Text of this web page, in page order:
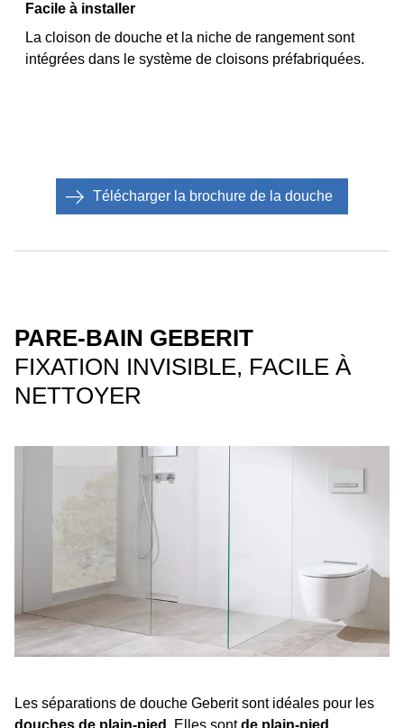
Facile à installer
La cloison de douche et la niche de rangement sont
intégrées dans le système de cloisons préfabriquées.
Télécharger la brochure de la douche
PARE-BAIN GEBERIT
FIXATION INVISIBLE, FACILE À
NETTOYER
Les séparations de douche Geberit sont idéales pour les
douches de plain-pied
. Elles sontde plain-pied,